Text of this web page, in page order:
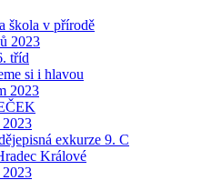
škola v přírodě
2023
tříd
si i hlavou
2023
exkurze 9. C
Králové